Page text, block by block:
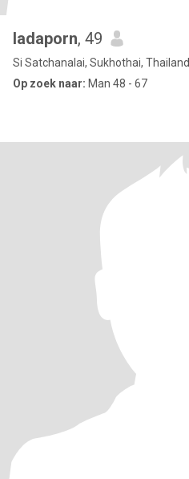
ladaporn, 49
Si Satchanalai, Sukhothai, Thailand
Op zoek naar: Man 48 - 67